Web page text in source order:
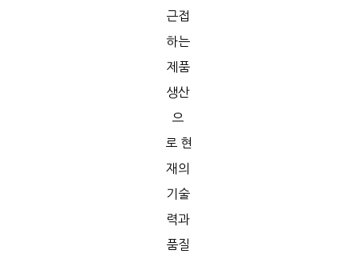
근접
하는
제품
생산
으
로 현
재의
기술
력과
품질